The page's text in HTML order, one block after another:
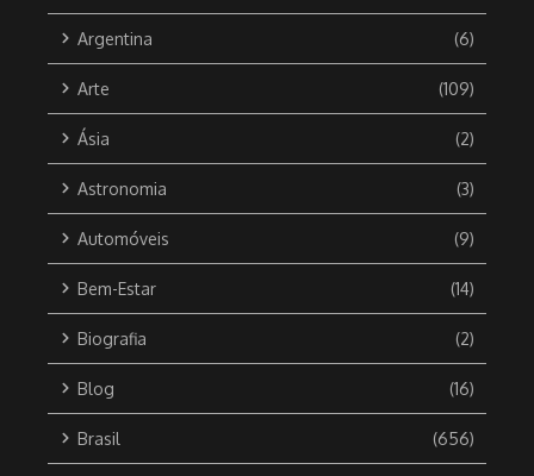
Argentina (6)
Arte (109)
Ásia (2)
Astronomia (3)
Automóveis (9)
Bem-Estar (14)
Biografia (2)
Blog (16)
Brasil (656)